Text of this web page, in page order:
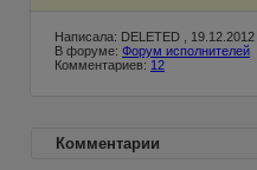
Написала: DELETED ,
В форуме: Форум исполнителей
Комментариев: 12
Комментарии